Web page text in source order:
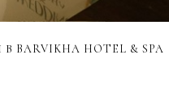
HOTEL & SPA